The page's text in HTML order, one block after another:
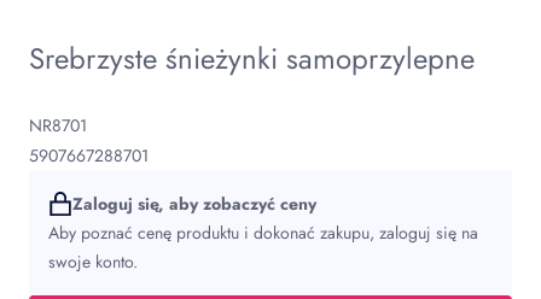
Srebrzyste śnieżynki samoprzylepne
NR8701
5907667288701
Zaloguj się, aby zobaczyć ceny
Aby poznać cenę produktu i dokonać zakupu, zaloguj się na
swoje konto.